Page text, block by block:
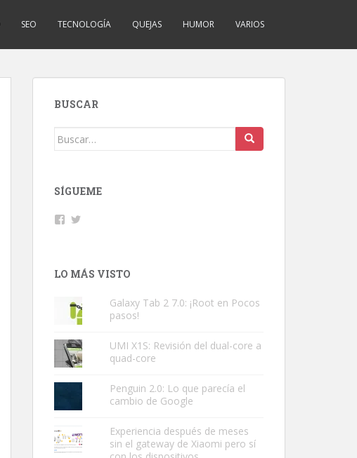
SEO TECNOLOGÍA QUEJAS HUMOR VARIOS
BUSCAR
Buscar:
SÍGUEME
Facebook
LO MÁS VISTO
Galaxy Tab 2 7.0: ¡Root en Pocos
pasos!
UMI X1S: Revisión del dual-core a
quad-core
Penguin 2.0: Lo que parecía el
cambio de Google
Experiencia después de meses
sin el gateway de Xiaomi pero sí